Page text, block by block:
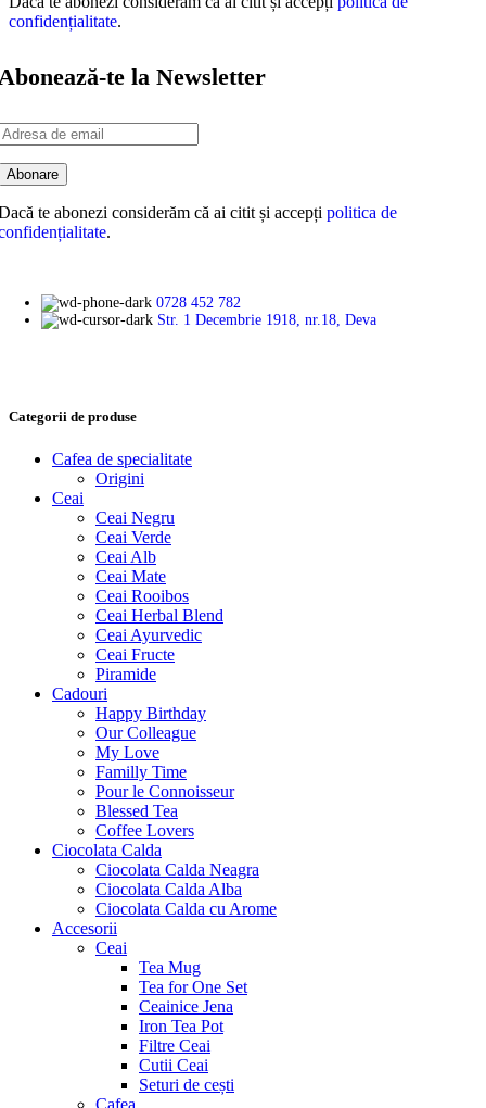
confidențialitate.
te la Newsletter
te abonezi considerăm că ai citit și accepți politica de
.
0728 452 782
Str. 1 Decembrie 1918, nr.18, Deva
Categorii de produse
Cafea de specialitate
Origini
Ceai
Ceai Negru
Ceai Verde
Ceai Alb
Ceai Mate
Ceai Rooibos
Ceai Herbal Blend
Ceai Ayurvedic
Ceai Fructe
Piramide
Cadouri
Happy Birthday
Our Colleague
My Love
Familly Time
Pour le Connoisseur
Blessed Tea
Coffee Lovers
Ciocolata Calda
Ciocolata Calda Neagra
Ciocolata Calda Alba
Ciocolata Calda cu Arome
Accesorii
Ceai
Tea Mug
Tea for One Set
Ceainice Jena
Iron Tea Pot
Filtre Ceai
Cutii Ceai
Seturi de cești
Cafea